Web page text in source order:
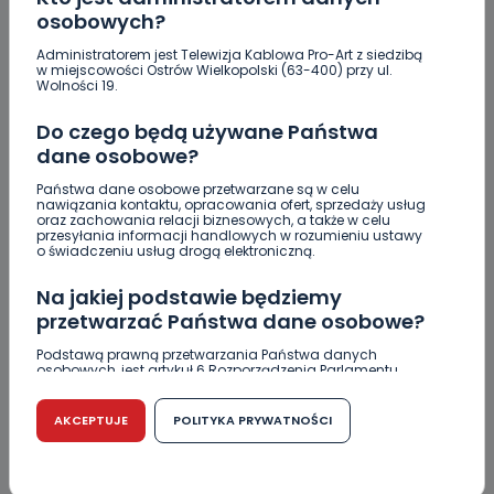
osobowych?
Administratorem jest Telewizja Kablowa Pro-Art z siedzibą
w miejscowości Ostrów Wielkopolski (63-400) przy ul.
Wolności 19.
Do czego będą używane Państwa
dane osobowe?
Państwa dane osobowe przetwarzane są w celu
nawiązania kontaktu, opracowania ofert, sprzedaży usług
oraz zachowania relacji biznesowych, a także w celu
przesyłania informacji handlowych w rozumieniu ustawy
o świadczeniu usług drogą elektroniczną.
Na jakiej podstawie będziemy
przetwarzać Państwa dane osobowe?
Podstawą prawną przetwarzania Państwa danych
osobowych, jest artykuł 6 Rozporządzenia Parlamentu
r. w sprawie ochrony osób fizycznych w związku z
przetwarzaniem danych osobowych w sprawie
swobodnego przepływu takich danych oraz uchylenia
dyrektywy 95/46/WE (RODO).
AKCEPTUJE POLITYKA PRYWATNOŚCI
Nastolatek w szpitalu po
zderzeniu…
Uważaj na oszustwo! Przychodzą maile z
fałszywego e-Urzędu Skarbowego
Jak wybrać prostownicę do włosów puszących się i
elektryzujących?
Jakość wody wróciła (prawie) do normy. Jest
Zatrzymany w Sośniach. Za połamane tablice
Nowe ustalenia w sprawie OZC. Kto spełnił warunki
przetargu, a kto próbował wrócić do gry?
Czy aquapark w Ostrowie powinien powstać?
Rozpoczęły się konsultacje